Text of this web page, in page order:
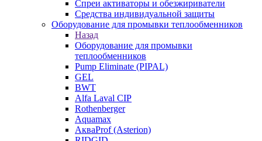
Спреи активаторы и обезжириватели
Средства индивидуальной защиты
Оборудование для промывки теплообменников
Назад
Оборудование для промывки
теплообменников
Pump Eliminate (PIPAL)
GEL
BWT
Alfa Laval CIP
Rothenberger
Aquamax
АкваProf (Asterion)